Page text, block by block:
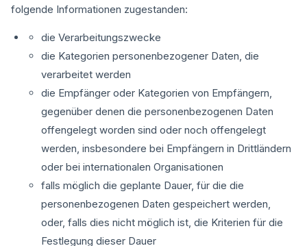
folgende Informationen zugestanden:
die Verarbeitungszwecke
die Kategorien personenbezogener Daten, die
verarbeitet werden
die Empfänger oder Kategorien von Empfängern,
gegenüber denen die personenbezogenen Daten
offengelegt worden sind oder noch offengelegt
werden, insbesondere bei Empfängern in Drittländern
oder bei internationalen Organisationen
falls möglich die geplante Dauer, für die die
personenbezogenen Daten gespeichert werden,
oder, falls dies nicht möglich ist, die Kriterien für die
Festlegung dieser Dauer